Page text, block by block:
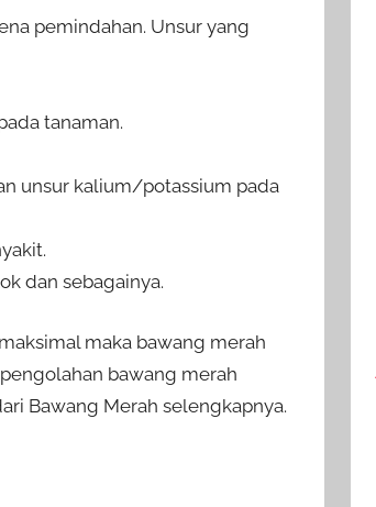
pemindahan. Unsur yang
tanaman.
unsur kalium/potassium pada
dan sebagainya.
maka bawang merah
bawang merah
Bawang Merah selengkapnya.